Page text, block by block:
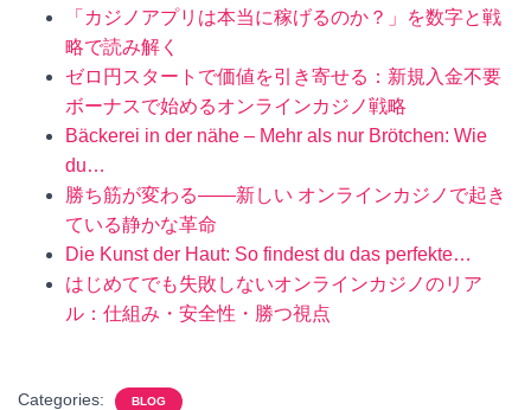
「カジノアプリは本当に稼げるのか？」を数字と戦
略で読み解く
ゼロ円スタートで価値を引き寄せる：新規入金不要
ボーナスで始めるオンラインカジノ戦略
Bäckerei in der nähe – Mehr als nur Brötchen: Wie
du…
勝ち筋が変わる——新しい オンラインカジノで起き
ている静かな革命
Die Kunst der Haut: So findest du das perfekte…
はじめてでも失敗しないオンラインカジノのリア
ル：仕組み・安全性・勝つ視点
Categories: BLOG